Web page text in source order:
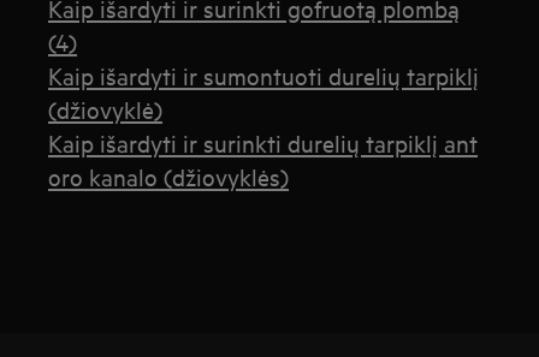
Kaip išardyti ir surinkti gofruotą plombą
(4)
Kaip išardyti ir sumontuoti durelių tarpiklį
(džiovyklė)
Kaip išardyti ir surinkti durelių tarpiklį ant
oro kanalo (džiovyklės)